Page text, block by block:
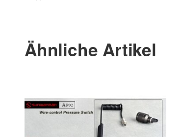
Ähnliche Artikel